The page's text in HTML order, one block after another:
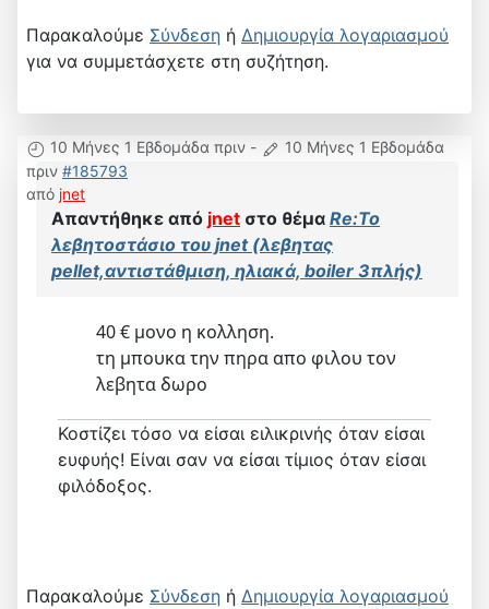
Παρακαλούμε Σύνδεση ή Δημιουργία λογαριασμού
για να συμμετάσχετε στη συζήτηση.
10 Μήνες 1 Εβδομάδα πριν -
10 Μήνες 1 Εβδομάδα
πριν #185793
από jnet
Απαντήθηκε από jnet στο θέμα Re:Το
λεβητοστάσιο του jnet (λεβητας
pellet,αντιστάθμιση, ηλιακά, boiler 3πλής)
40 € μονο η κολληση.
τη μπουκα την πηρα απο φιλου τον
λεβητα δωρο
Κοστίζει τόσο να είσαι ειλικρινής όταν είσαι
ευφυής! Είναι σαν να είσαι τίμιος όταν είσαι
φιλόδοξος.
Παρακαλούμε Σύνδεση ή Δημιουργία λογαριασμού